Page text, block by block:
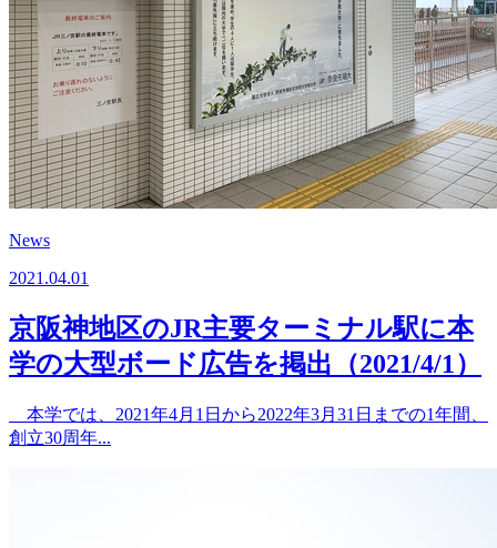
News
2021.04.01
京阪神地区のJR主要ターミナル駅に本
学の大型ボード広告を掲出（2021/4/1）
本学では、2021年4月1日から2022年3月31日までの1年間、
創立30周年...